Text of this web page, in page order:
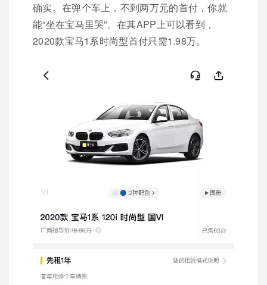
确实。在弹个车上，不到两万元的首付，你就
能“坐在宝马里哭”。在其APP上可以看到，
2020款宝马1系时尚型首付只需1.98万。